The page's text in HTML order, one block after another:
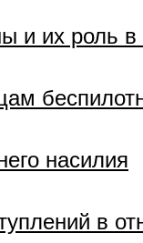
и их роль в
насилия
в